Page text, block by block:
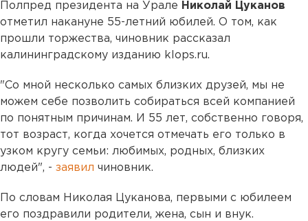
Полпред президента на Урале Николай Цуканов
отметил накануне 55-летний юбилей. О том, как
прошли торжества, чиновник рассказал
калининградскому изданию klops.ru.
"Со мной несколько самых близких друзей, мы не
можем себе позволить собираться всей компанией
по понятным причинам. И 55 лет, собственно говоря,
тот возраст, когда хочется отмечать его только в
узком кругу семьи: любимых, родных, близких
людей", - заявил чиновник.
По словам Николая Цуканова, первыми с юбилеем
его поздравили родители, жена, сын и внук.